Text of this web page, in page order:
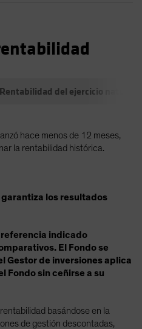
Rentabilidad del ejercicio natural
hace menos de 12 meses,
la rentabilidad histórica.
los resultados
referencia indicado
El Fondo se
Gestor de inversiones aplica
Fondo sin ceñirse a su
basándose en la
de gestión descontadas,